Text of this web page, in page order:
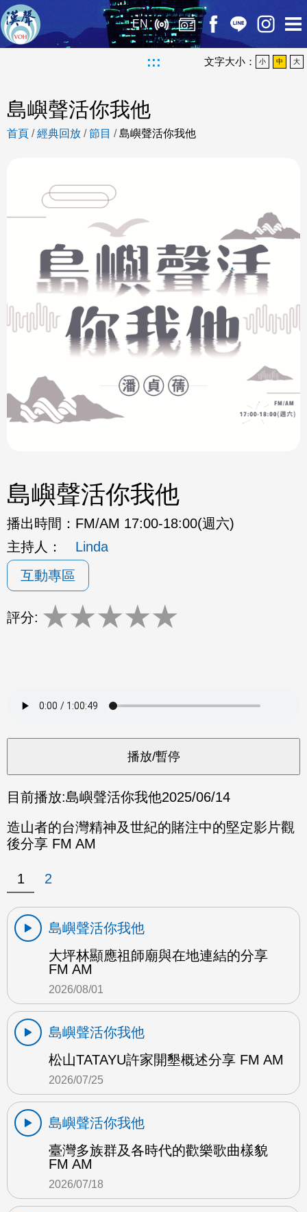
EN
::: 文字大小： 小 中 大
島嶼聲活你我他
首頁 /經典回放 /節目 /島嶼聲活你我他
島嶼聲活你我他
播出時間： FM/AM 17:00-18:00(週六)
主持人：
Linda
互動專區
評分: ★★★★★
目前播放:島嶼聲活你我他2025/06/14
造山者的台灣精神及世紀的賭注中的堅定影片觀
後分享 FM AM
1 2
島嶼聲活你我他
大坪林顯應祖師廟與在地連結的分享
FM AM
2026/08/01
島嶼聲活你我他
松山TATAYU許家開墾概述分享 FM AM
2026/07/25
島嶼聲活你我他
臺灣多族群及各時代的歡樂歌曲樣貌
FM AM
2026/07/18